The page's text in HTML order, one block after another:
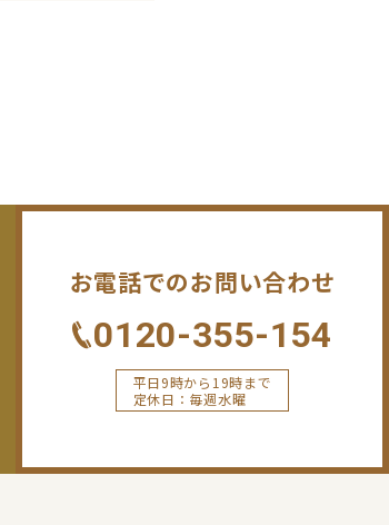
お電話でのお問い合わせ
0120-355-154
平日9時から19時まで
定休日：毎週水曜